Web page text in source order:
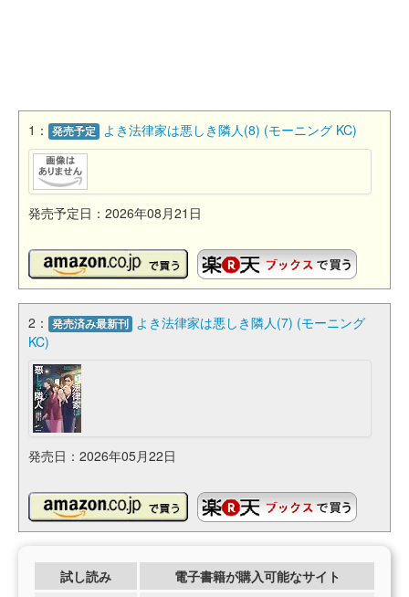
1： 発売予定 よき法律家は悪しき隣人(8) (モーニング KC)
発売予定日：2026年08月21日
2： 発売済み最新刊 よき法律家は悪しき隣人(7) (モーニング
KC)
発売日：2026年05月22日
試し読み 電子書籍が購入可能なサイト